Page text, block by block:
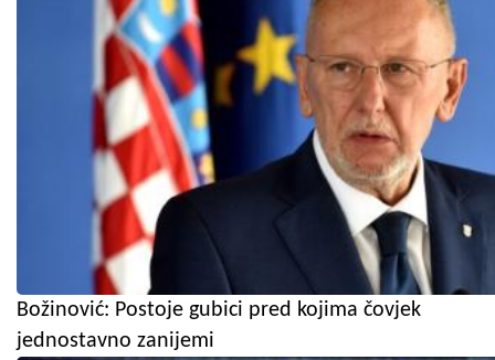
Božinović: Postoje gubici pred kojima čovjek
jednostavno zanijemi